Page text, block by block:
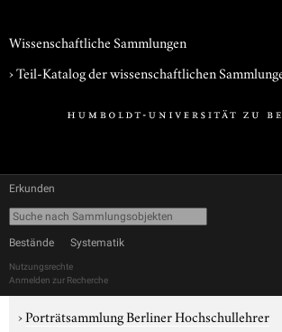
Wissenschaftliche Sammlungen
› Teil-Katalog der wissenschaftlichen
Erkunden
Bestände Systematik
Nutzungsrechte
Anmelden zur Recherche
›Porträtsammlung Berliner Hochschullehrer